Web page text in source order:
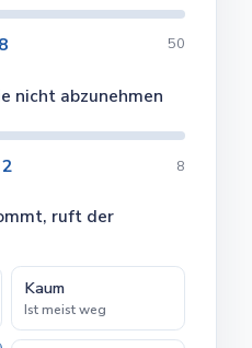
8 50
nicht abzunehmen
2 8
ruft der
Kaum
Ist meist weg